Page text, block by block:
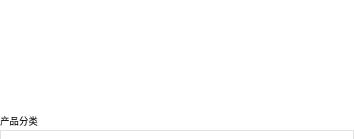
产品分类